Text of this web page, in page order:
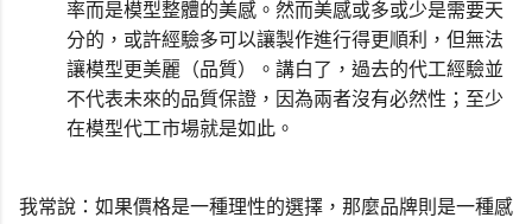
率而是模型整體的美感。然而美感或多或少是需要天
分的，或許經驗多可以讓製作進行得更順利，但無法
讓模型更美麗（品質）。講白了，過去的代工經驗並
不代表未來的品質保證，因為兩者沒有必然性；至少
在模型代工市場就是如此。
我常說：如果價格是一種理性的選擇，那麼品牌則是一種感